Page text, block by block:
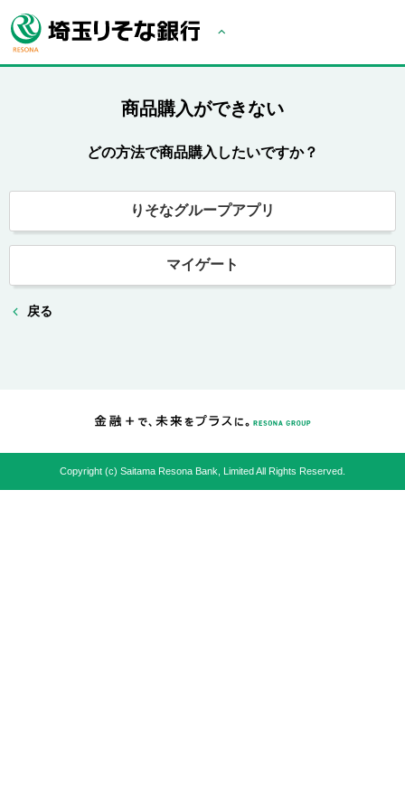
商品購入ができない
どの方法で商品購入したいですか？
りそなグループアプリ
マイゲート
戻る
Copyright (c) Saitama Resona Bank, Limited All Rights Reserved.